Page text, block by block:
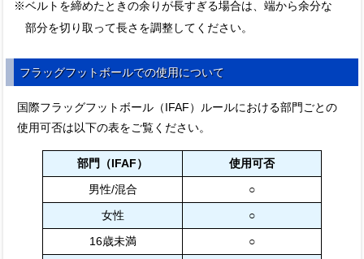
※ベルトを締めたときの余りが長すぎる場合は、端から余分な
部分を切り取って長さを調整してください。
フラッグフットボールでの使用について
国際フラッグフットボール（IFAF）ルールにおける部門ごとの
使用可否は以下の表をご覧ください。
部門（IFAF）
使用可否
男性/混合
○
女性
○
16歳未満
○